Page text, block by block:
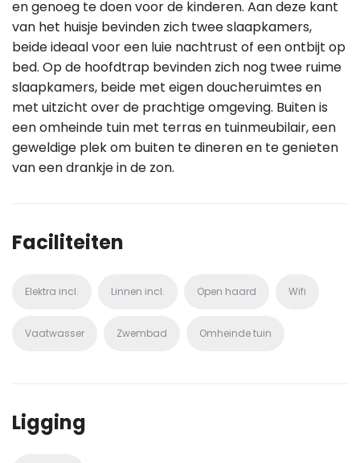
en genoeg te doen voor de kinderen. Aan deze kant
van het huisje bevinden zich twee slaapkamers,
beide ideaal voor een luie nachtrust of een ontbijt op
bed. Op de hoofdtrap bevinden zich nog twee ruime
slaapkamers, beide met eigen doucheruimtes en
met uitzicht over de prachtige omgeving. Buiten is
een omheinde tuin met terras en tuinmeubilair, een
geweldige plek om buiten te dineren en te genieten
van een drankje in de zon.
Faciliteiten
Elektra incl. Linnen incl. Open haard Wifi
Vaatwasser Zwembad Omheinde tuin
Ligging